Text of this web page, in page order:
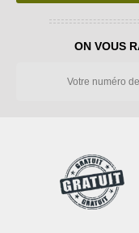
ON VOUS